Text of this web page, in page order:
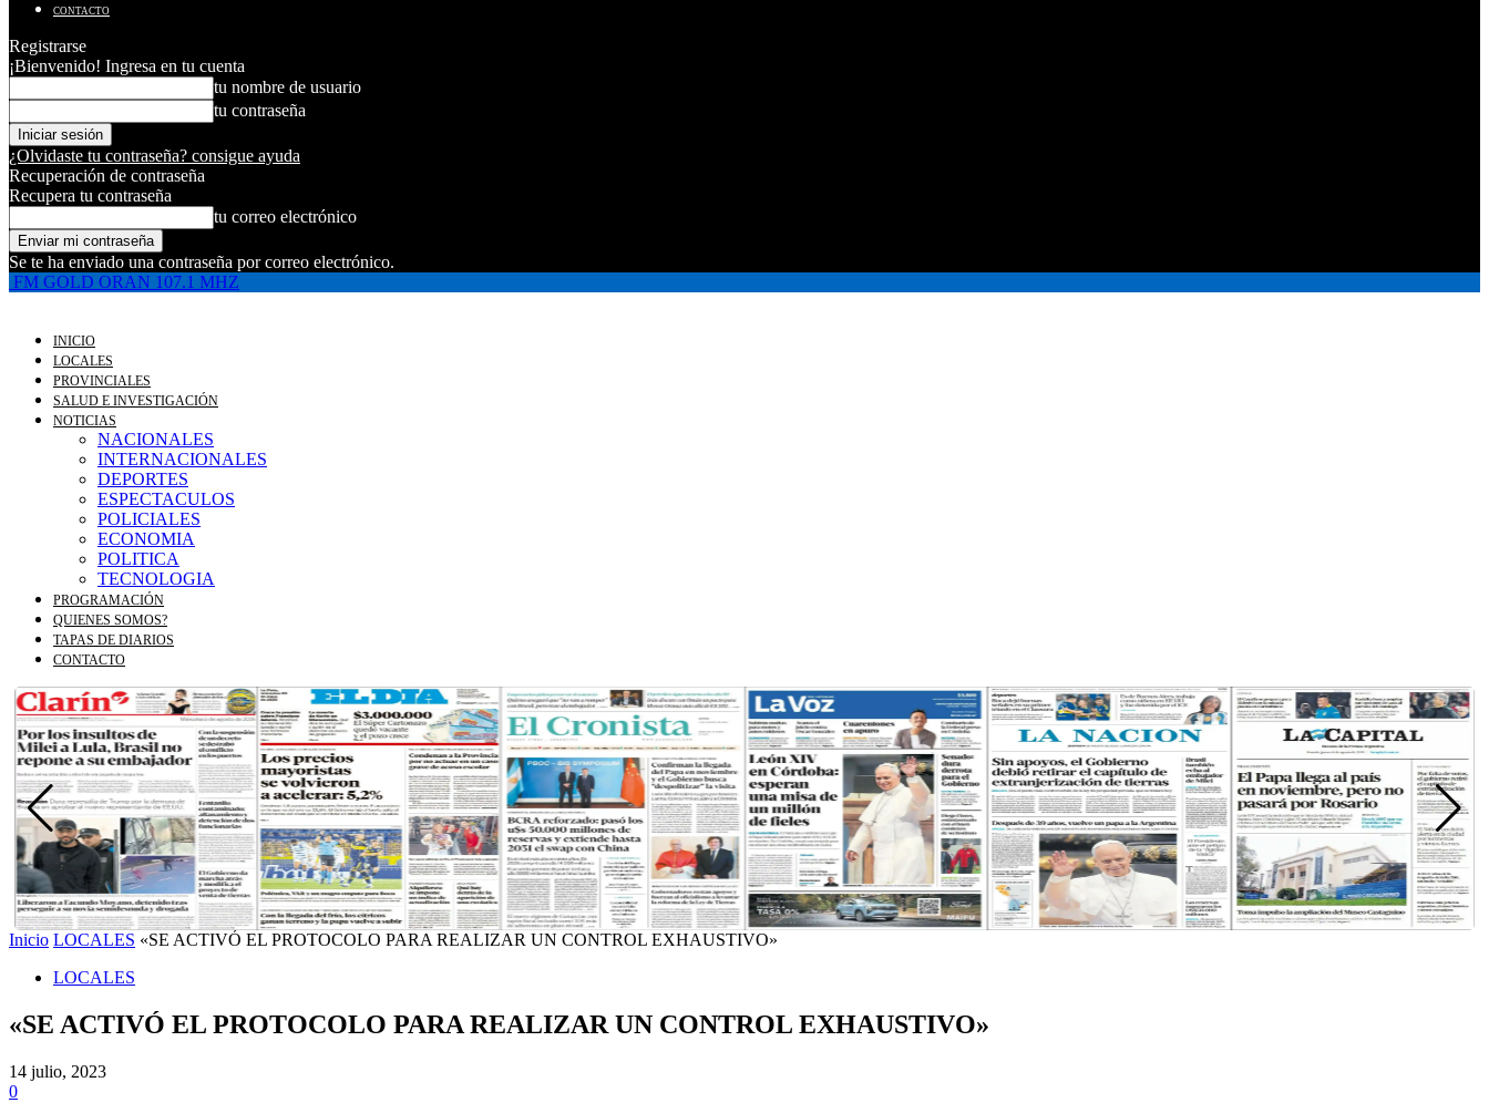
CONTACTO
Registrarse
¡Bienvenido! Ingresa en tu cuenta
tu nombre de usuario
tu contraseña
¿Olvidaste tu contraseña? consigue ayuda
Recuperación de contraseña
Recupera tu contraseña
tu correo electrónico
Se te ha enviado una contraseña por correo electrónico.
FM GOLD ORAN 107.1 MHZ
INICIO
LOCALES
PROVINCIALES
SALUD E INVESTIGACIÓN
NOTICIAS
NACIONALES
INTERNACIONALES
DEPORTES
ESPECTACULOS
POLICIALES
ECONOMIA
POLITICA
TECNOLOGIA
PROGRAMACIÓN
QUIENES SOMOS?
TAPAS DE DIARIOS
CONTACTO
Inicio LOCALES «SE ACTIVÓ EL PROTOCOLO PARA REALIZAR UN CONTROL EXHAUSTIVO»
LOCALES
«SE ACTIVÓ EL PROTOCOLO PARA REALIZAR UN CONTROL EXHAUSTIVO»
14 julio, 2023
0